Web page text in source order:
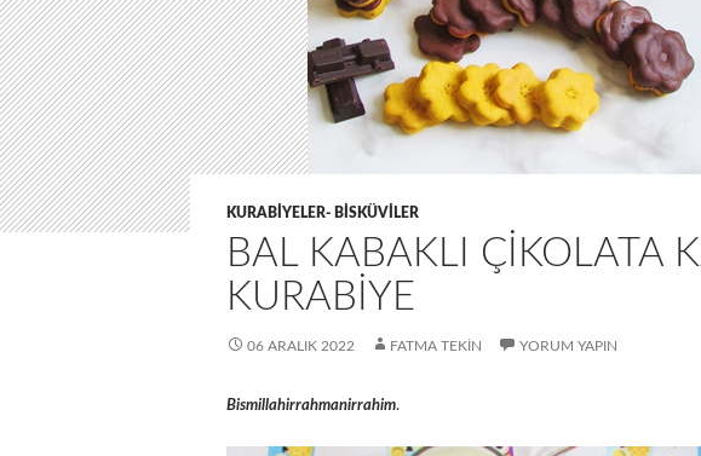
KURABIYELER- BISKÜVILER
BAL KABAKLI ÇIKOLATA
KURABIYE
06 ARALIK 2022 FATMA TEKIN YORUM YAPIN
Bismillahirrahmanirrahim.